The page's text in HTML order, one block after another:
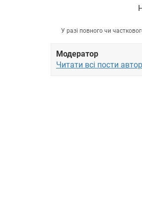
У разі повного чи
Модератор
Читати всі пости